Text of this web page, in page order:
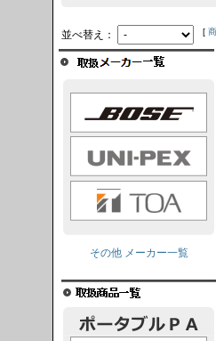
並べ替え： [
その他 メーカー一覧